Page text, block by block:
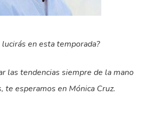
en esta temporada?
las tendencias siempre de la mano
te esperamos en Mónica Cruz.